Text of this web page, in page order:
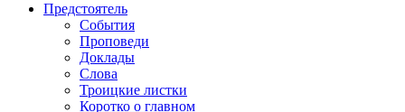
Предстоятель
События
Проповеди
Доклады
Слова
Троицкие листки
Коротко о главном